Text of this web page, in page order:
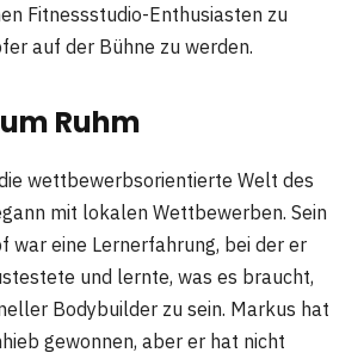
Fitnessstudio-Enthusiasten zu
auf der Bühne zu werden.
Ruhm
die wettbewerbsorientierte Welt des
mit lokalen Wettbewerben. Sein
war eine Lernerfahrung, bei der er
und lernte, was es braucht,
Bodybuilder zu sein. Markus hat
gewonnen, aber er hat nicht